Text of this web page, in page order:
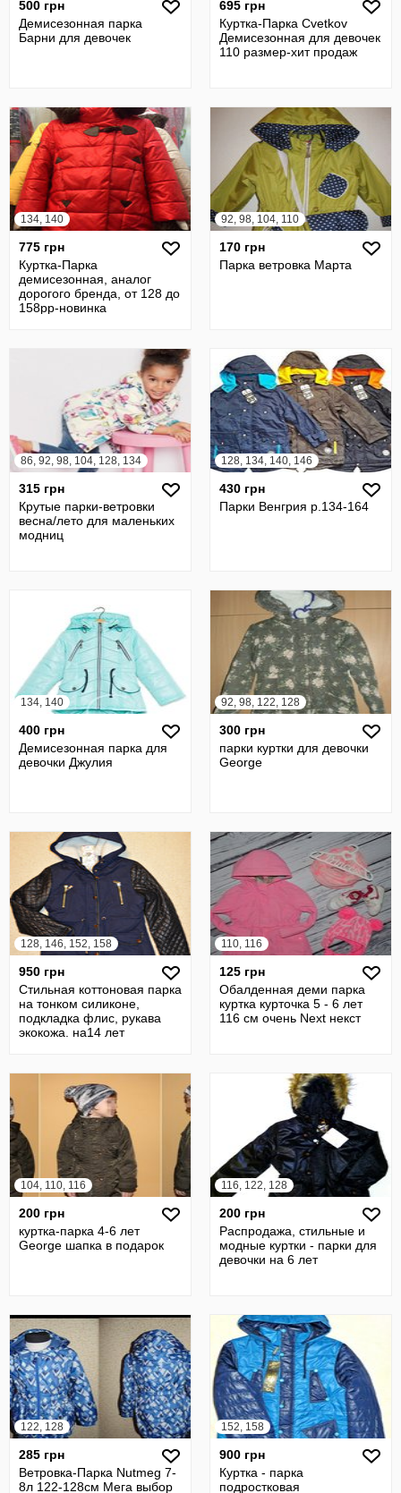
500 грн
Демисезонная парка
Барни для девочек
695 грн
Куртка-Парка Cvetkov
Демисезонная для девочек
110 размер-хит продаж
134, 140
775 грн
Куртка-Парка
демисезонная, аналог
дорогого бренда, от 128 до
158рр-новинка
92, 98, 104, 110
170 грн
Парка ветровка Марта
86, 92, 98, 104, 128, 134
315 грн
Крутые парки-ветровки
весна/лето для маленьких
модниц
128, 134, 140, 146
430 грн
Парки Венгрия р.134-164
134, 140
400 грн
Демисезонная парка для
девочки Джулия
92, 98, 122, 128
300 грн
парки куртки для девочки
George
128, 146, 152, 158
950 грн
Стильная коттоновая парка
на тонком силиконе,
подкладка флис, рукава
экокожа. на14 лет
110, 116
125 грн
Обалденная деми парка
куртка курточка 5 - 6 лет
116 см очень Next некст
104, 110, 116
200 грн
куртка-парка 4-6 лет
George шапка в подарок
116, 122, 128
200 грн
Распродажа, стильные и
модные куртки - парки для
девочки на 6 лет
122, 128
285 грн
Ветровка-Парка Nutmeg 7-
8л 122-128см Мега выбор
152, 158
900 грн
Куртка - парка
подростковая